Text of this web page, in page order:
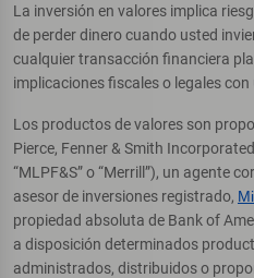
La inversión en valores implica
de perder dinero cuando usted
cualquier transacción financiera
implicaciones fiscales o legales
Los productos de valores son
Pierce, Fenner & Smith
“MLPF&S” o “Merrill”), un agente
asesor de inversiones registrado,
propiedad absoluta de Bank of
a disposición determinados
administrados, distribuidos o